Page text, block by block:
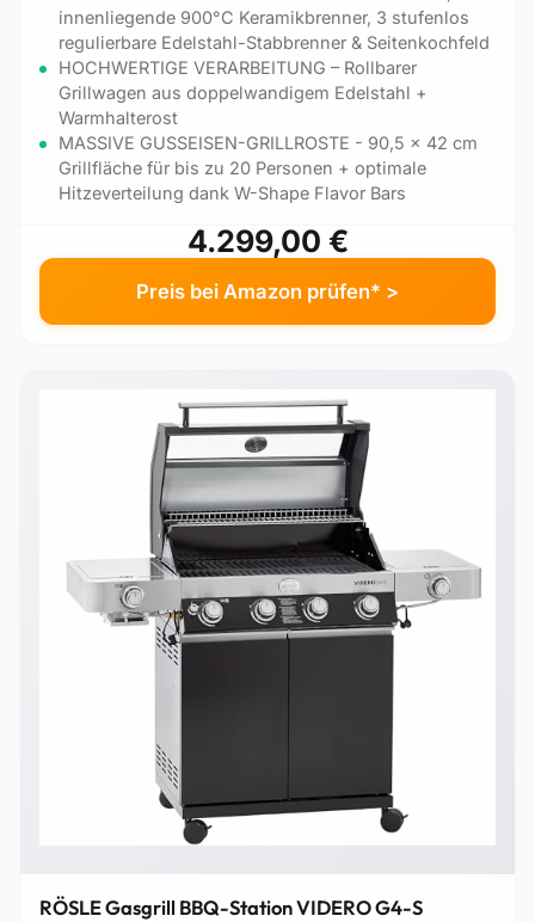
innenliegende 900°C Keramikbrenner, 3 stufenlos
regulierbare Edelstahl-Stabbrenner & Seitenkochfeld
HOCHWERTIGE VERARBEITUNG – Rollbarer
Grillwagen aus doppelwandigem Edelstahl +
Warmhalterost
MASSIVE GUSSEISEN-GRILLROSTE - 90,5 x 42 cm
Grillfläche für bis zu 20 Personen + optimale
Hitzeverteilung dank W-Shape Flavor Bars
4.299,00 €
Preis bei Amazon prüfen* >
RÖSLE Gasgrill BBQ-Station VIDERO G4-S